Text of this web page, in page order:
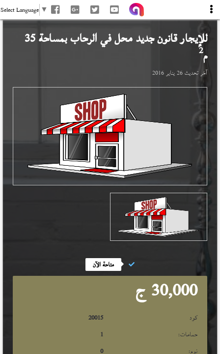
Select Language ▼
للإيجار قانون جديد محل فيالرحاب بمساحة 35
م2
آخر تحديث26 يناير 2016
متاحة الآن
30,000 ج
كود
20015
حمامات:
1
نوم:
0